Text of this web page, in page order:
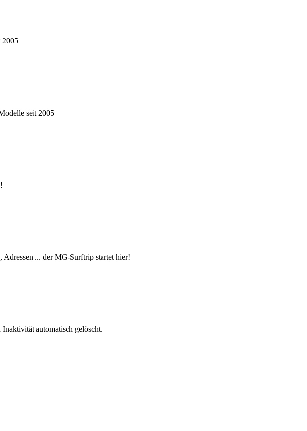
2005
seit 2005
... der MG-Surftrip startet hier!
automatisch gelöscht.